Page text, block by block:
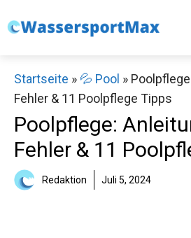
Inhalt
Startseite » 💦 Pool »
Fehler & 11 Poolpflege Tipps
Poolpflege:
Fehler & 11
Redaktion Juli 5, 2024